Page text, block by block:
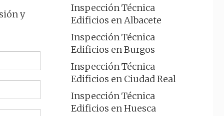
y
Inspección Técnica
Edificios en Albacete
Inspección Técnica
Edificios en Burgos
Inspección Técnica
Edificios en Ciudad Real
Inspección Técnica
Edificios en Huesca